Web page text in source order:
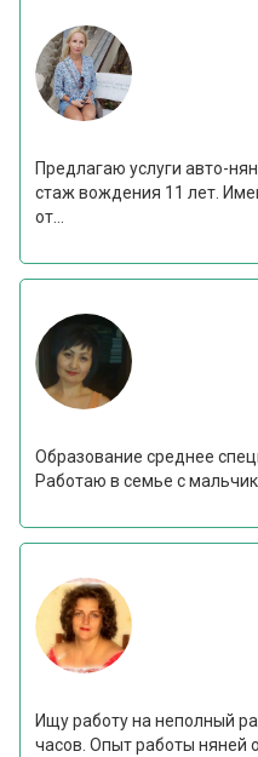
Предлагаю услуги авто-
стаж вождения 11 лет.
от...
Образование среднее
Работаю в семье с
Ищу работу на неполный
часов. Опыт работы няней